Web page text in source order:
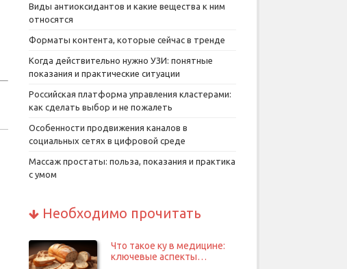
Виды антиоксидантов и какие вещества к ним
относятся
Форматы контента, которые сейчас в тренде
Когда действительно нужно УЗИ: понятные
показания и практические ситуации
Российская платформа управления кластерами:
как сделать выбор и не пожалеть
Особенности продвижения каналов в
социальных сетях в цифровой среде
Массаж простаты: польза, показания и практика
с умом
Необходимо прочитать
Что такое ку в медицине:
ключевые аспекты…